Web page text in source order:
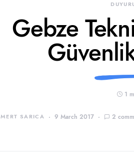
Gebze
1
MERT SARICA 9 March 2017 2